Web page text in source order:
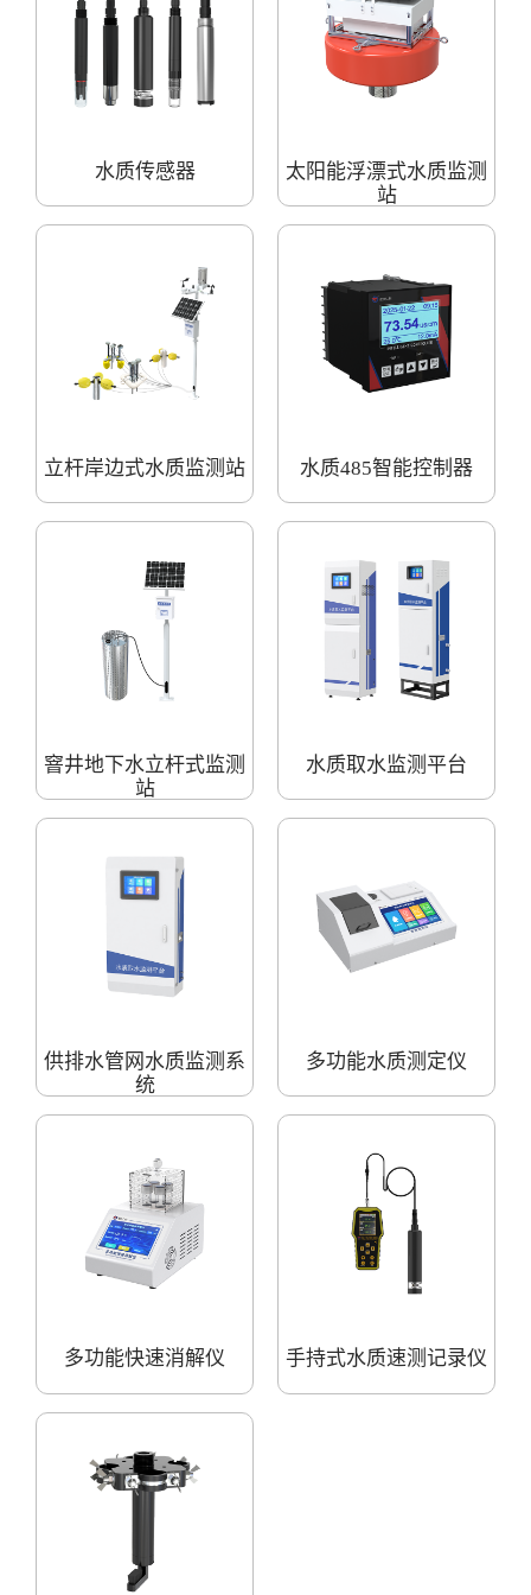
水质传感器
太阳能浮漂式水质监测
站
立杆岸边式水质监测站 水质485智能控制器
窨井地下水立杆式监测
站
水质取水监测平台
供排水管网水质监测系
统
多功能水质测定仪
多功能快速消解仪 手持式水质速测记录仪